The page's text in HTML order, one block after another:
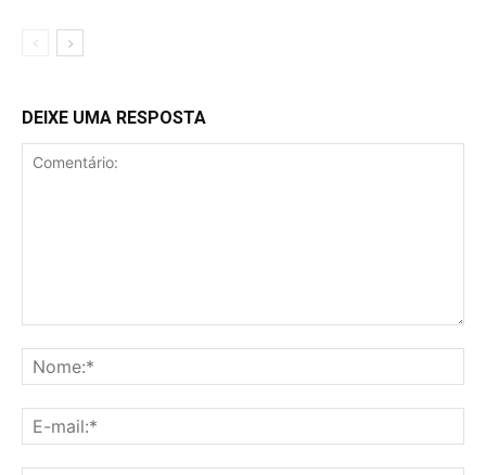
DEIXE UMA RESPOSTA